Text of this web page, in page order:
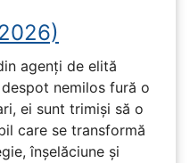
agenți de elită
nemilos fură o
ei sunt trimiși să o
care se transformă
înșelăciune și